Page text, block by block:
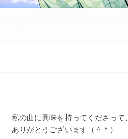
私の曲に興味を持ってくださって、
ありがとうございます（＾＾）